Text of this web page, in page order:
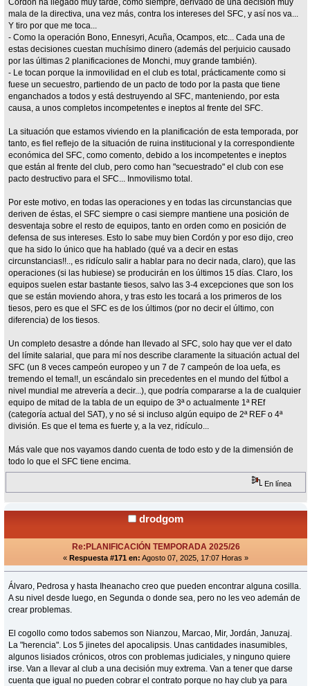
Cordón ha llegado muy tarde, como siempre, derivado de una decisión muy
mala de la directiva, una vez más, contra los intereses del SFC, y así nos va...
Y tiro por que me toca...
- Como la operación Bono, Ennesyri, Acuña, Ocampos, etc... Cada una de
estas decisiones cuestan muchísimo dinero (además del perjuicio causado
por las últimas 2 planificaciones de Monchi, muy grande también).
- Le tocan porque la inmovilidad en el club es total, prácticamente como si
fuese un secuestro, partiendo de un pacto de todo por la pasta que tiene
enganchados a todos y está destruyendo al SFC, manteniendo, por esta
causa, a unos completos incompetentes e ineptos al frente del SFC.
La situación que estamos viviendo en la planificación de esta temporada, por
tanto, es fiel reflejo de la situación de ruina institucional y la correspondiente
económica del SFC, como comento, debido a los incompetentes e ineptos
que están al frente del club, pero como han "secuestrado" el club con ese
pacto destructivo para el SFC... Inmovilismo total.
Por este motivo, en todas las operaciones y en todas las circunstancias que
deriven de éstas, el SFC siempre o casi siempre mantiene una posición de
desventaja sobre el resto de equipos, tanto en orden como en posición de
defensa de sus intereses. Esto lo sabe muy bien Cordón y por eso dijo, creo
que ha sido lo único que ha hablado (qué va a decir en estas
circunstancias!!.., es ridículo salir a hablar para no decir nada, claro), que las
operaciones (si las hubiese) se producirán en los últimos 15 días. Claro, los
equipos suelen estar bastante tiesos, salvo las 3-4 excepciones que son los
que se están moviendo ahora, y tras esto les tocará a los primeros de los
tiesos, pero es que el SFC es de los últimos (por no decir el último, con
diferencia) de los tiesos.
Un completo desastre a dónde han llevado al SFC, solo hay que ver el dato
del límite salarial, que para mí nos describe claramente la situación actual del
SFC (un 8 veces campeón europeo y un 7 de 7 campeón de loa uefa, es
tremendo el tema!!, un escándalo sin precedentes en el mundo del fútbol a
nivel mundial me atrevería a decir...), que podría compararse a la de cualquier
equipo de mitad de la tabla de un equipo de 3ª o actualmente 1ª REf
(categoría actual del SAT), y no sé si incluso algún equipo de 2ª REF o 4ª
división. Es que el tema es fuerte y, a la vez, ridículo...
Más vale que nos vayamos dando cuenta de todo esto y de la dimensión de
todo lo que el SFC tiene encima.
En línea
drodgom
Re:PLANIFICACIÓN TEMPORADA 2025/26
« Respuesta #171 en: Agosto 07, 2025, 17:07 Horas »
Álvaro, Pedrosa y hasta Iheanacho creo que pueden encontrar alguna cosilla.
A su nivel desde luego, en Segunda o donde sea, pero no les veo ademán de
crear problemas.
El cogollo como todos sabemos son Nianzou, Marcao, Mir, Jordán, Januzaj.
La "herencia". Los 5 jinetes del apocalipsis. Unas cantidades inasumibles,
algunos lisiados crónicos, otros con problemas judiciales, y ninguno quiere
irse. Van a llevar al club a una decisión muy extrema. Van a tener que darse
cuenta que igual no pueden cobrar el contrato porque no hay club ya para